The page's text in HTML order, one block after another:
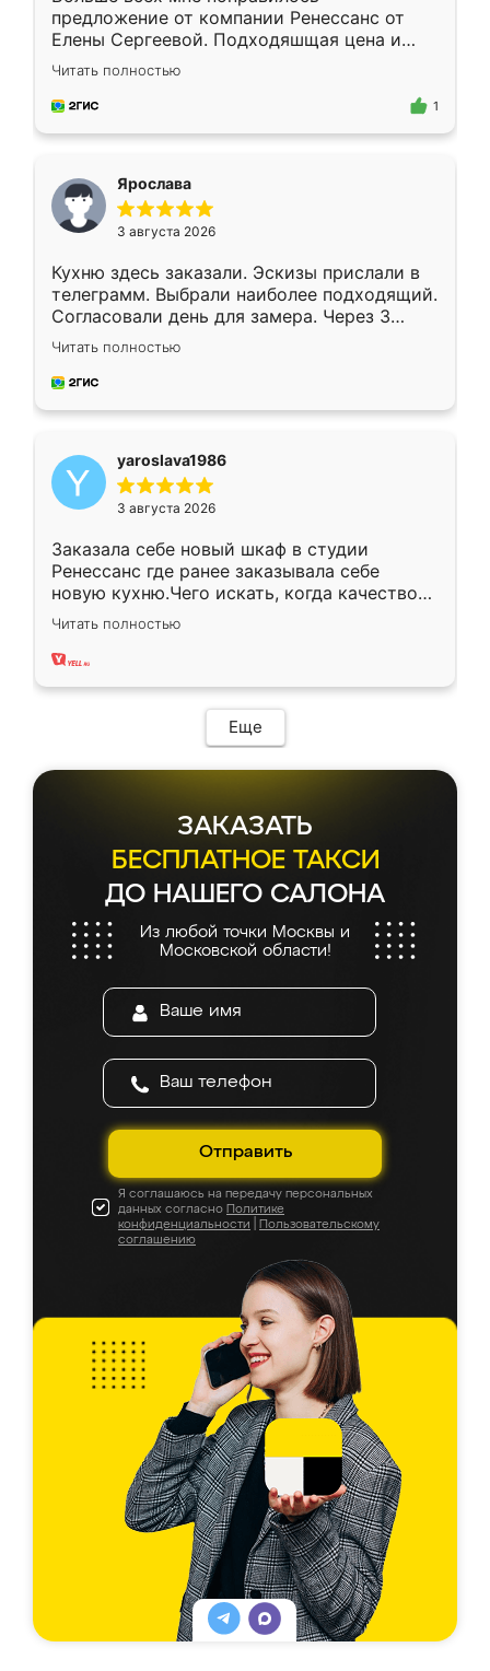
предложение от компании Ренессанс от
Елены Сергеевой. Подходяшщая цена и
короткие сроки изготовления. Приехавший
для замера сотрудник Владислав
предложил по моему эскизу самый
Читать полностью
1
Ярослава
3 августа 2026
Кухню здесь заказали. Эскизы прислали в
телеграмм. Выбрали наиболее подходящий.
Согласовали день для замера. Через 3
недели кухня была уже готова. Остались
довольны работой. Спасибо Ренессанс
мебель за качественную работу!
Читать полностью
yaroslava1986
3 августа 2026
Заказала себе новый шкаф в студии
Ренессанс где ранее заказывала себе
новую кухню.Чего искать, когда качеством
вполне довольна. Служит кухня уже почти
два года, нареканий нет.
Читать полностью
Еще
ЗАКАЗАТЬ
БЕСПЛАТНОЕ ТАКСИ
ДО НАШЕГО САЛОНА
Из любой точки Москвы и
Московской области!
Отправить
Я соглашаюсь на передачу персональных
данных согласно Политике
конфиденциальности
Пользовательскому
соглашению